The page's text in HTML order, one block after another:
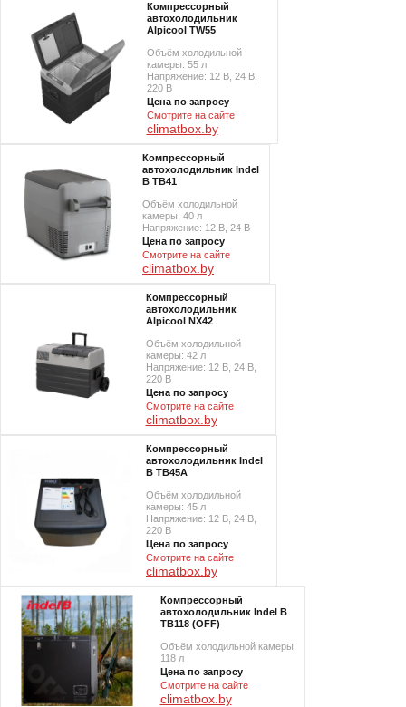
Компрессорный
автохолодильник
Alpicool TW55
Объём холодильной
камеры: 55 л
Напряжение: 12 В, 24 В,
220 В
Цена по запросу
Смотрите на сайте
climatbox.by
Компрессорный
автохолодильник Indel
B TB41
Объём холодильной
камеры: 40 л
Напряжение: 12 В, 24 В
Цена по запросу
Смотрите на сайте
climatbox.by
Компрессорный
автохолодильник
Alpicool NX42
Объём холодильной
камеры: 42 л
Напряжение: 12 В, 24 В,
220 В
Цена по запросу
Смотрите на сайте
climatbox.by
Компрессорный
автохолодильник Indel
B TB45A
Объём холодильной
камеры: 45 л
Напряжение: 12 В, 24 В,
220 В
Цена по запросу
Смотрите на сайте
climatbox.by
Компрессорный
автохолодильник Indel B
TB118 (OFF)
Объём холодильной камеры:
118 л
Цена по запросу
Смотрите на сайте
climatbox.by